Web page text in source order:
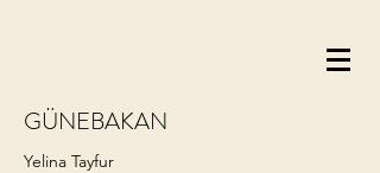
GÜNEBAKAN
Yelina Tayfur